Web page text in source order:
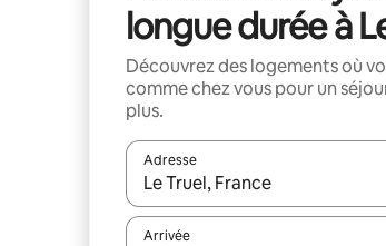
longue durée à
Découvrez des logements où
comme chez vous pour un
plus.
Adresse
Lorsque les résultats s'affichent,
Arrivée